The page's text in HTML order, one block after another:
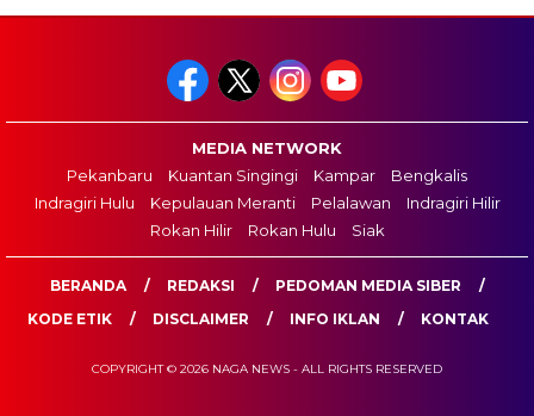
MEDIA NETWORK
Pekanbaru
Kuantan Singingi Kampar
Bengkalis
Indragiri Hulu
Kepulauan Meranti Pelalawan
Indragiri Hilir
Rokan Hilir
Rokan Hulu Siak
BERANDA REDAKSI
PEDOMAN MEDIA SIBER
KODE ETIK
DISCLAIMER INFO IKLAN KONTAK
COPYRIGHT © 2026 NAGA NEWS - ALL RIGHTS RESERVED